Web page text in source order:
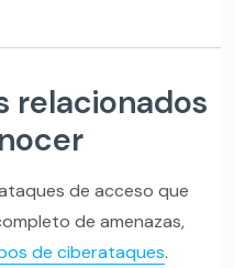
relacionados
de acceso que
de amenazas,
de ciberataques.